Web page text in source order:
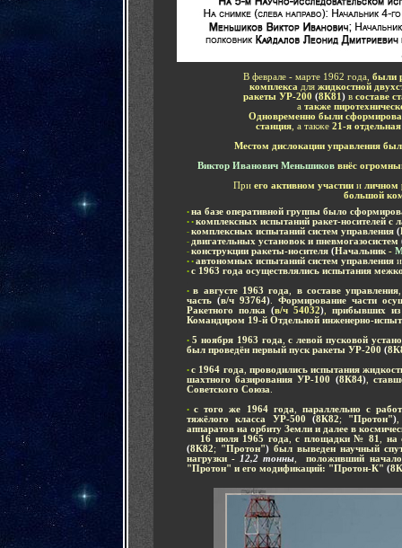
В феврале - марте 1962 года,
были
комплекса для жидкостной
ракеты УР-200 (8К81 ) всоставе
а также
Одновременно были
станция, а также21-я
Местом дислокации управления
Виктор Иванович Меньшиков внёс
При его активном участии и личном
большой
• на базе оперативной группы было
• • комплексных испытаний ракет-носителей с
- комплексных испытаний систем управления (
- двигательных установок и пневмогазосистем
- конструкции ракеты-носителя (Начальник -
• • автономных испытаний систем управления
• с 1963 года осуществлялись испытания
•в августе 1963 года в составе управления
часть (в/ч 93764).
Формирование части
Ракетного полка(в/ч 54032)
прибывших из
Командиром 19-й Отдельной инженерно-
• 5 ноября 1963 года ,с левой пусковой
был проведён первый пуск ракеты УР-200 (
• с 1964 года
проводились испытания
шахтного базирования УР-100
(8К84),
Советского Союза
•с того же 1964 года
параллельно с
тяжёлого класса УР-500 (8К82; "Протон")
аппаратов на орбиту Земли и далее в
16 июля 1965 года с площадки № 81
на
(8К82; "Протон")был выведен научный
нагрузки - 12,2 тонны
положивший
"Протон" и его модификаций: "Протон-К" (